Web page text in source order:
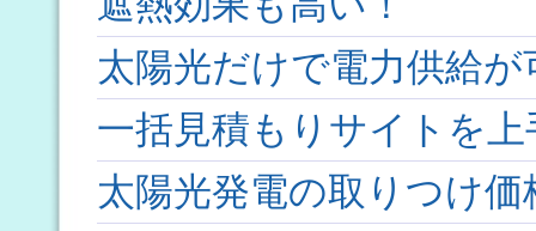
太陽光だけで電力供給が
一括見積もりサイトを上
太陽光発電の取りつけ価